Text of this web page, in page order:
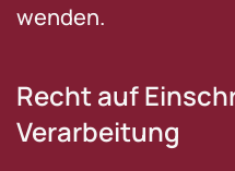
wenden.
Recht auf
Verarbeitung